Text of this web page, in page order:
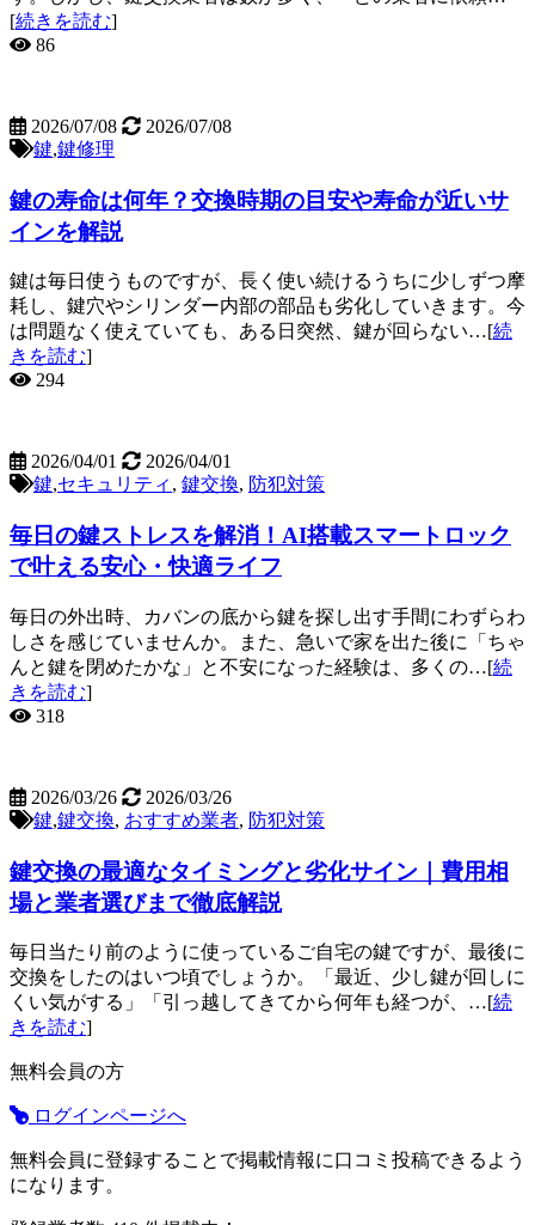
[続きを読む]
86
2026/07/08
2026/07/08
鍵,鍵修理
鍵の寿命は何年？交換時期の目安や寿命が近いサ
インを解説
鍵は毎日使うものですが、長く使い続けるうちに少しずつ摩
耗し、鍵穴やシリンダー内部の部品も劣化していきます。今
は問題なく使えていても、ある日突然、鍵が回らない…[続
きを読む]
294
2026/04/01
2026/04/01
鍵,セキュリティ , 鍵交換, 防犯対策
毎日の鍵ストレスを解消！AI搭載スマートロック
で叶える安心・快適ライフ
毎日の外出時、カバンの底から鍵を探し出す手間にわずらわ
しさを感じていませんか。また、急いで家を出た後に「ちゃ
んと鍵を閉めたかな」と不安になった経験は、多くの…[続
きを読む]
318
2026/03/26
2026/03/26
鍵,鍵交換, おすすめ業者, 防犯対策
鍵交換の最適なタイミングと劣化サイン｜費用相
場と業者選びまで徹底解説
毎日当たり前のように使っているご自宅の鍵ですが、最後に
交換をしたのはいつ頃でしょうか。「最近、少し鍵が回しに
くい気がする」「引っ越してきてから何年も経つが、…[続
きを読む]
無料会員の方
ログインページへ
無料会員に登録することで掲載情報に口コミ投稿できるよう
になります。